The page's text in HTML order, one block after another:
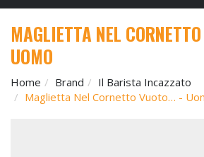
MAGLIETTA NEL
UOMO
Home Brand
Il Barista Incazzato
Maglietta Nel Cornetto Vuoto… -